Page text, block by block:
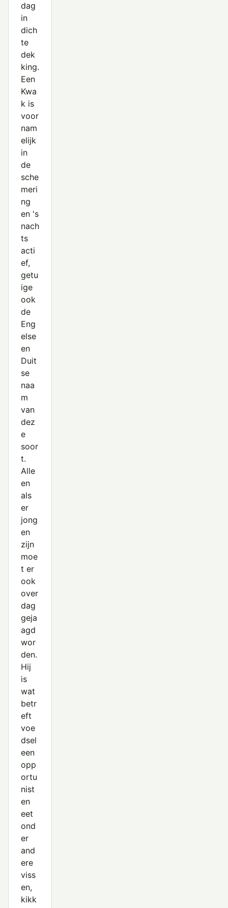
dag
in
dich
te
dek
king.
Een
Kwa
k is
voor
nam
elijk
in
de
sche
meri
ng
en 's
nach
ts
acti
ef,
getu
ige
ook
de
Eng
else
en
Duit
se
naa
m
van
dez
e
soor
t.
Alle
en
als
er
jong
en
zijn
moe
t er
ook
over
dag
geja
agd
wor
den.
Hij
is
wat
betr
eft
voe
dsel
een
opp
ortu
nist
en
eet
ond
er
and
ere
viss
en,
kikk